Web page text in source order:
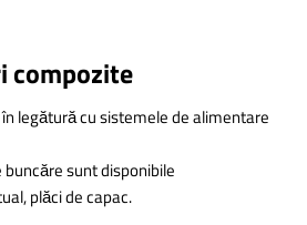
compozite
legătură cu sistemele de alimentare
sunt disponibile
plăci de capac.